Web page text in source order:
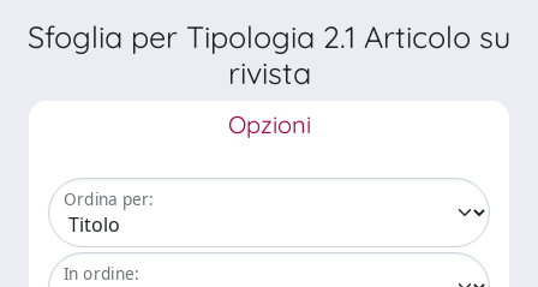
Sfoglia per Tipologia 2.1 Articolo su
rivista
Opzioni
Ordina per:
In ordine: